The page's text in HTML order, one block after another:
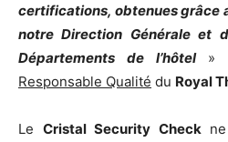
certifications, obtenues grâce
notre Direction Générale et
Départements de l’hôtel»
Responsable Qualité du Royal
Le Cristal Security Check